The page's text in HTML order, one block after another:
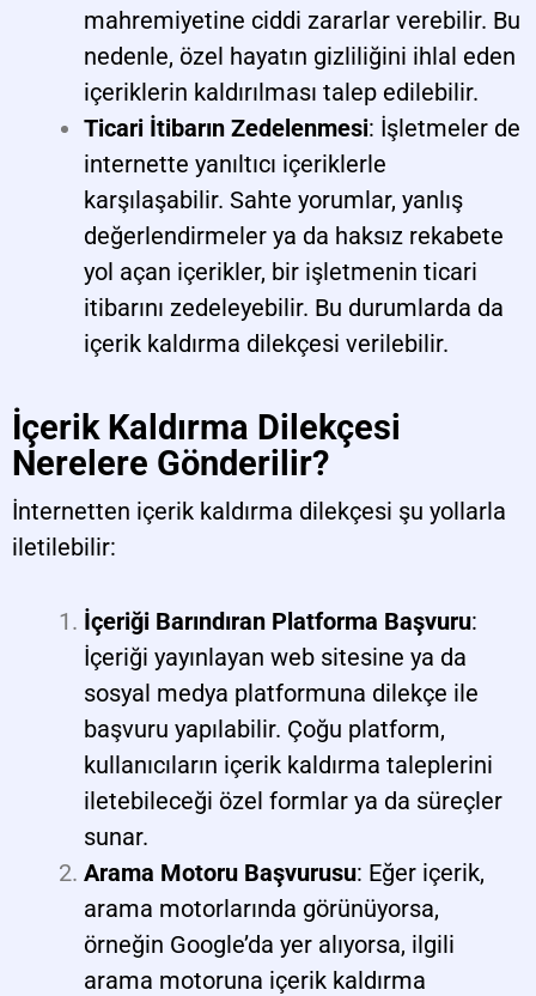
mahremiyetine ciddi zararlar verebilir. Bu
nedenle, özel hayatın gizliliğini ihlal eden
içeriklerin kaldırılması talep edilebilir.
Ticari İtibarın Zedelenmesi: İşletmeler de
internette yanıltıcı içeriklerle
karşılaşabilir. Sahte yorumlar, yanlış
değerlendirmeler ya da haksız rekabete
yol açan içerikler, bir işletmenin ticari
itibarını zedeleyebilir. Bu durumlarda da
içerik kaldırma dilekçesi verilebilir.
İçerik Kaldırma Dilekçesi
Nerelere Gönderilir?
İnternetten içerik kaldırma dilekçesi şu yollarla
iletilebilir:
İçeriği Barındıran Platforma Başvuru:
İçeriği yayınlayan web sitesine ya da
sosyal medya platformuna dilekçe ile
başvuru yapılabilir. Çoğu platform,
kullanıcıların içerik kaldırma taleplerini
iletebileceği özel formlar ya da süreçler
sunar.
Arama Motoru Başvurusu: Eğer içerik,
arama motorlarında görünüyorsa,
örneğin Google’da yer alıyorsa, ilgili
arama motoruna içerik kaldırma